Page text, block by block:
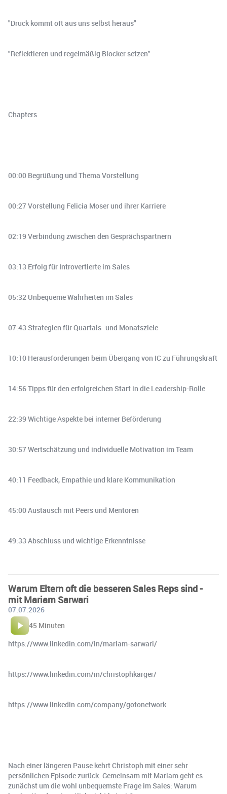
"Druck kommt oft aus uns selbst heraus"
"Reflektieren und regelmäßig Blocker setzen"
Chapters
00:00 Begrüßung und Thema Vorstellung
00:27 Vorstellung Felicia Moser und ihrer Karriere
02:19 Verbindung zwischen den Gesprächspartnern
03:13 Erfolg für Introvertierte im Sales
05:32 Unbequeme Wahrheiten im Sales
07:43 Strategien für Quartals- und Monatsziele
10:10 Herausforderungen beim Übergang von IC zu Führungskraft
14:56 Tipps für den erfolgreichen Start in die Leadership-Rolle
22:39 Wichtige Aspekte bei interner Beförderung
30:57 Wertschätzung und individuelle Motivation im Team
40:11 Feedback, Empathie und klare Kommunikation
45:00 Austausch mit Peers und Mentoren
49:33 Abschluss und wichtige Erkenntnisse
Warum Eltern oft die besseren Sales Reps sind -
mit Mariam Sarwari
07.07.2026
45 Minuten
https://www.linkedin.com/in/mariam-sarwari/
https://www.linkedin.com/in/christophkarger/
https://www.linkedin.com/company/gotonetwork
Nach einer längeren Pause kehrt Christoph mit einer sehr
persönlichen Episode zurück. Gemeinsam mit Mariam geht es
zunächst um die wohl unbequemste Frage im Sales: Warum